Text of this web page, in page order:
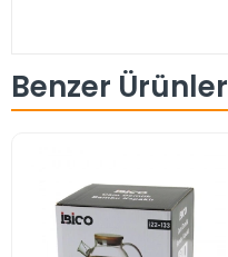
Benzer Ürünler